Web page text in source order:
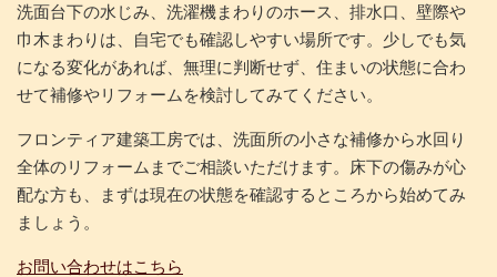
洗面台下の水じみ、洗濯機まわりのホース、排水口、壁際や
巾木まわりは、自宅でも確認しやすい場所です。少しでも気
になる変化があれば、無理に判断せず、住まいの状態に合わ
せて補修やリフォームを検討してみてください。
フロンティア建築工房では、洗面所の小さな補修から水回り
全体のリフォームまでご相談いただけます。床下の傷みが心
配な方も、まずは現在の状態を確認するところから始めてみ
ましょう。
お問い合わせはこちら